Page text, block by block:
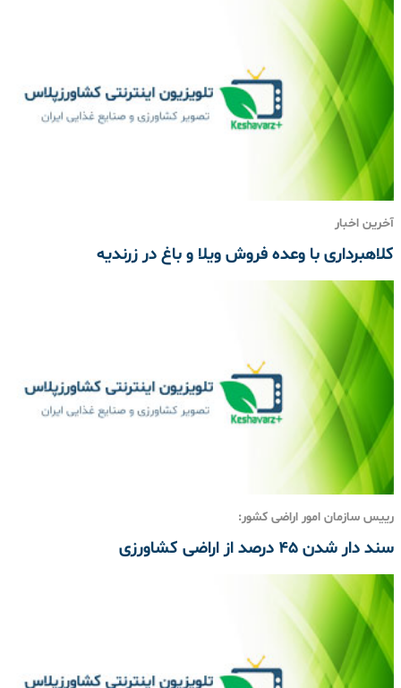
آخرین اخبار
کلاهبرداری با وعده فروش ویلا و باغ‌ در زرندیه
رییس سازمان امور اراضی کشور:
سند دار شدن ۴۵ درصد از اراضی کشاورزی